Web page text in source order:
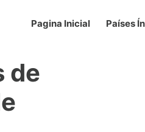
Pagina Inicial Países
de